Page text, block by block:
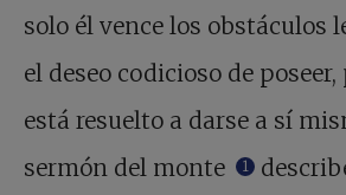
solo él vence los obstáculos
el deseo codicioso de poseer,
está resuelto a darse a sí
sermón del monte
1